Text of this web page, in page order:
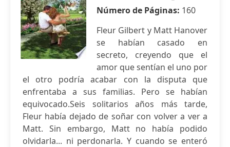
Número de Páginas: 160
Fleur Gilbert y Matt Hanover
se habían casado en
secreto, creyendo que el
amor que sentían el uno por
el otro podría acabar con la disputa que
enfrentaba a sus familias. Pero se habían
equivocado.Seis solitarios años más tarde,
Fleur había dejado de soñar con volver a ver a
Matt. Sin embargo, Matt no había podido
olvidarla... ni perdonarla. Y cuando se enteró